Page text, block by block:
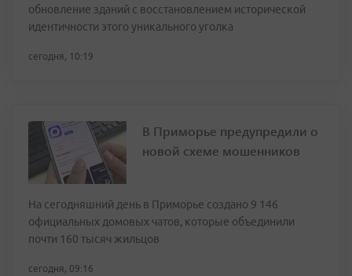
обновление зданий с восстановлением исторической
идентичности этого уникального уголка
сегодня, 10:19
В Приморье предупредили о
новой схеме мошенников
На сегодняшний день в Приморье создано 9 146
официальных домовых чатов, которые объединили
почти 160 тысяч жильцов
сегодня, 09:16